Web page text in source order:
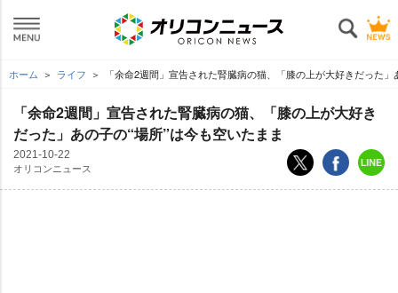
ホーム ライフ 「余命2週間」宣告された腎臓病の猫、「膝の上が大好きだった
「余命2週間」宣告された腎臓病の猫、「膝の上が大好き
だった」あの子の“場所”は今も空いたまま
2021-10-22
オリコンニュース